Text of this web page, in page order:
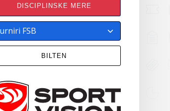
DISCIPLINSKE MERE
BILTEN